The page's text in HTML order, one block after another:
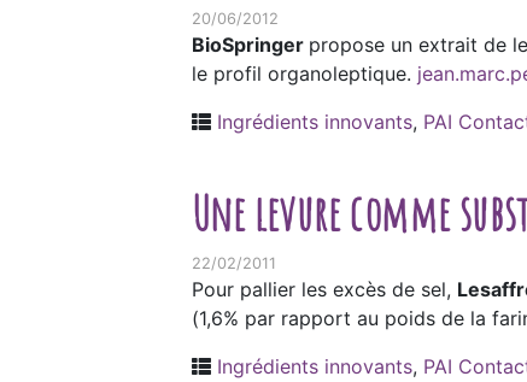
20/06/2012
BioSpringer propose un extrait de
le profil organoleptique.
Ingrédients innovants, PAI
Une levure comme
22/02/2011
Pour pallier les excès de sel,
(1,6% par rapport au poids de la
Ingrédients innovants, PAI